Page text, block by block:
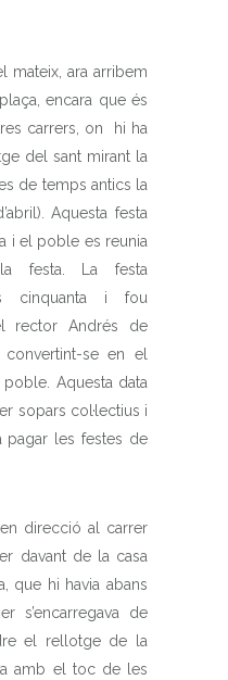
mateix, ara arribem
encara que és
carrers, on hi ha
del sant mirant la
de temps antics la
Aquesta festa
i el poble es reunia
festa. La festa
cinquanta i fou
rector Andrés de
se en el
Aquesta data
sopars col·lectius i
pagar les festes de
direcció al carrer
davant de la casa
que hi havia abans
s’encarregava de
el rellotge de la
amb el toc de les